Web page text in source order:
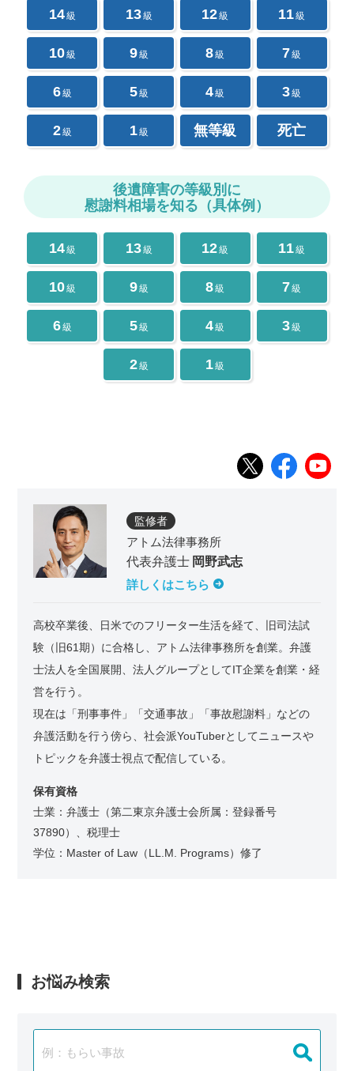
14級 13級 12級 11級
10級 9級 8級 7級
6級 5級 4級 3級
2級 1級 無等級 死亡
後遺障害の等級別に
慰謝料相場を知る（具体例）
14級 13級 12級 11級
10級 9級 8級 7級
6級 5級 4級 3級
2級 1級
監修者
アトム法律事務所
代表弁護士 岡野武志
詳しくはこちら
高校卒業後、日米でのフリーター生活を経て、旧司法試
験（旧61期）に合格し、アトム法律事務所を創業。弁護
士法人を全国展開、法人グループとしてIT企業を創業・経
営を行う。
現在は「刑事事件」「交通事故」「事故慰謝料」などの
弁護活動を行う傍ら、社会派YouTuberとしてニュースや
トピックを弁護士視点で配信している。
保有資格
士業：弁護士（第二東京弁護士会所属：登録番号
37890）、税理士
学位：Master of Law（LL.M. Programs）修了
お悩み検索